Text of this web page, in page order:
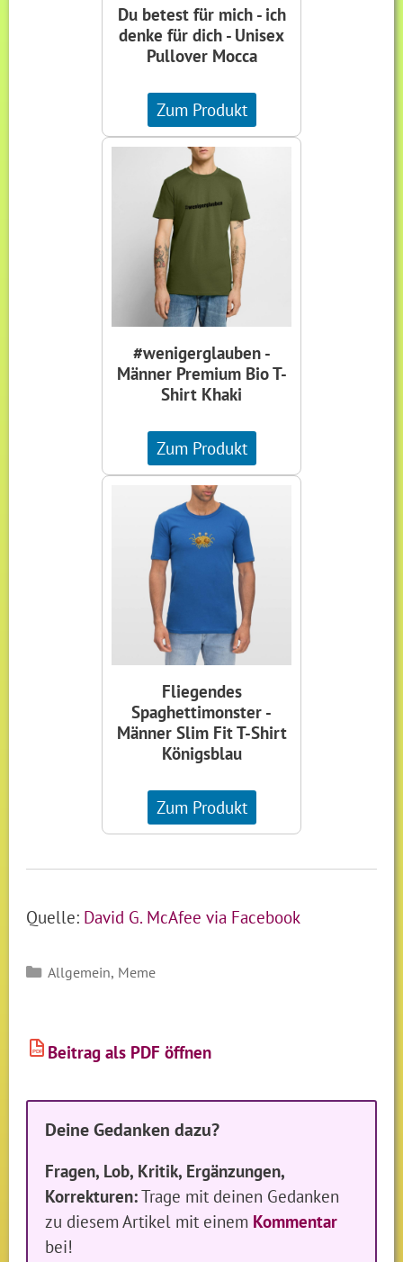
Du betest für mich - ich
denke für dich - Unisex
Pullover Mocca
Zum Produkt
#wenigerglauben -
Männer Premium Bio T-
Shirt Khaki
Zum Produkt
Fliegendes
Spaghettimonster -
Männer Slim Fit T-Shirt
Königsblau
Zum Produkt
Quelle: David G. McAfee via Facebook
Kategorien
Allgemein, Meme
PDF Beitrag als PDF öffnen
Deine Gedanken dazu?
Fragen, Lob, Kritik, Ergänzungen,
Korrekturen:Trage mit deinen Gedanken
zu diesem Artikel mit einem Kommentar
bei!